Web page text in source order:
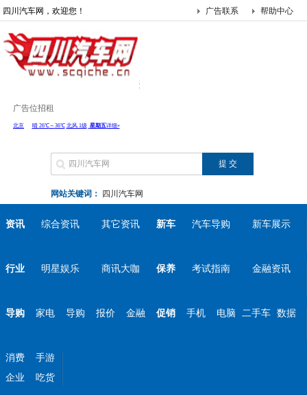
四川汽车网，欢迎您！ 帮助中心
广告联系
广告位招租
网站关键词： 四川汽车网
资讯 综合资讯 其它资讯 新车 汽车导购 新车展示
行业 明星娱乐 商讯大咖 保养 考试指南 金融资讯
导购 家电 导购 报价 金融 促销 手机 电脑 二手车 数据
消费
手游
企业
吃货